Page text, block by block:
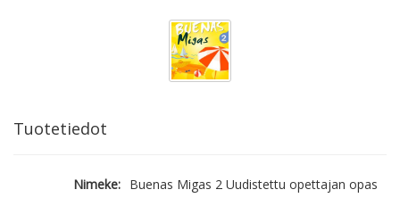
Tuotetiedot
Nimeke: Buenas Migas 2 Uudistettu opettajan opas